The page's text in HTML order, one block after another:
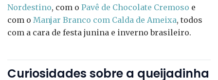
Nordestino, com o Pavê de Chocolate Cremoso e
com o Manjar Branco com Calda de Ameixa, todos
com a cara de festa junina e inverno brasileiro.
Curiosidades sobre a queijadinha